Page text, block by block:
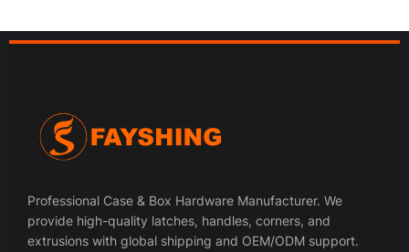
Professional Case & Box Hardware Manufacturer. We
provide high-quality latches, handles, corners, and
extrusions with global shipping and OEM/ODM support.